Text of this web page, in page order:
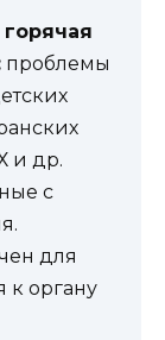
проблемы
и др.
с
для
к органу